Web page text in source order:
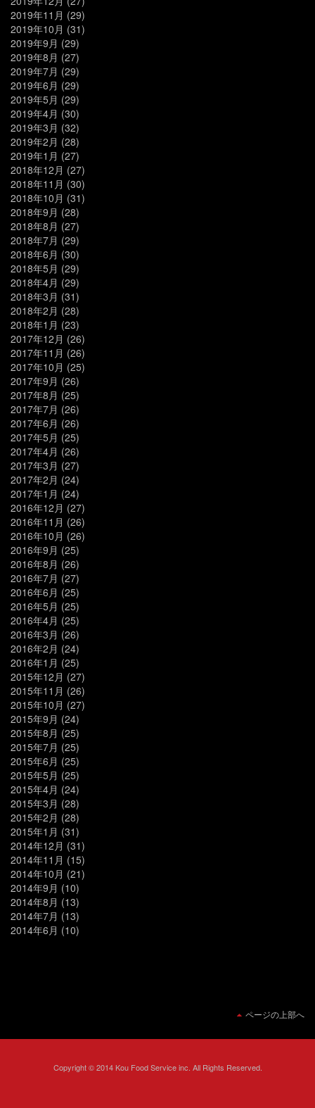
2019年11月 (29)
2019年10月 (31)
2019年9月 (29)
2019年8月 (27)
2019年7月 (29)
2019年6月 (29)
2019年5月 (29)
2019年4月 (30)
2019年3月 (32)
2019年2月 (28)
2019年1月 (27)
2018年12月 (27)
2018年11月 (30)
2018年10月 (31)
2018年9月 (28)
2018年8月 (27)
2018年7月 (29)
2018年6月 (30)
2018年5月 (29)
2018年4月 (29)
2018年3月 (31)
2018年2月 (28)
2018年1月 (23)
2017年12月 (26)
2017年11月 (26)
2017年10月 (25)
2017年9月 (26)
2017年8月 (25)
2017年7月 (26)
2017年6月 (26)
2017年5月 (25)
2017年4月 (26)
2017年3月 (27)
2017年2月 (24)
2017年1月 (24)
2016年12月 (27)
2016年11月 (26)
2016年10月 (26)
2016年9月 (25)
2016年8月 (26)
2016年7月 (27)
2016年6月 (25)
2016年5月 (25)
2016年4月 (25)
2016年3月 (26)
2016年2月 (24)
2016年1月 (25)
2015年12月 (27)
2015年11月 (26)
2015年10月 (27)
2015年9月 (24)
2015年8月 (25)
2015年7月 (25)
2015年6月 (25)
2015年5月 (25)
2015年4月 (24)
2015年3月 (28)
2015年2月 (28)
2015年1月 (31)
2014年12月 (31)
2014年11月 (15)
2014年10月 (21)
2014年9月 (10)
2014年8月 (13)
2014年7月 (13)
2014年6月 (10)
ページの上部へ
Copyright © 2014 Kou Food Service inc. All Rights Reserved.